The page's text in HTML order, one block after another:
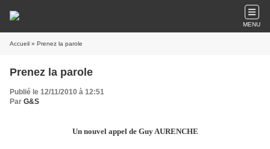
MENU
Accueil » Prenez la parole
Prenez la parole
Publié le 12/11/2010 à 12:51
Par G&S
Un nouvel appel de Guy AURENCHE